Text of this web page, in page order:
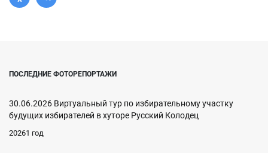
ПОСЛЕДНИЕ ФОТОРЕПОРТАЖИ
30.06.2026 Виртуальный тур по избирательному участку
будущих избирателей в хуторе Русский Колодец
20261 год